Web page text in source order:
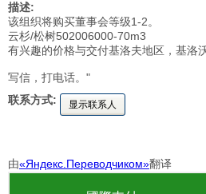
描述:
该组织将购买董事会等级1-2。
云杉/松树50️200️6000-70m3
有兴趣的价格与交付基洛夫地区，基洛
写信，打电话。"
联系方式:
显示联系人
由«Яндекс.Переводчиком»翻译